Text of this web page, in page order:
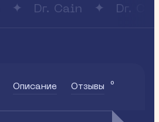
Dr. Cain Dr. Cain
Описание Отзывы 0